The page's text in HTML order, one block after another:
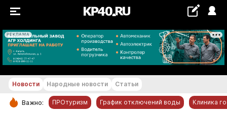
РЕКЛАМА
+24...+25 °С
Новости Народные новости Статьи
Важно: ПРОтуризм График отключений воды Клиника